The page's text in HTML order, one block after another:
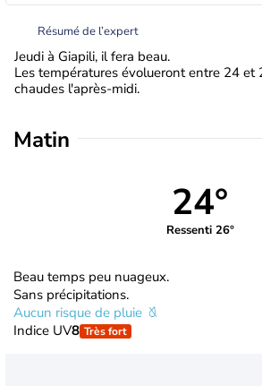
Résumé de l’expert
Jeudi à Giapili, il fera beau.
Les températures évolueront entre 24 et
chaudes l'après-midi.
Matin
24°
Ressenti 26°
Beau temps peu nuageux.
Sans précipitations.
Aucun risque de pluie
Indice UV8 Très fort